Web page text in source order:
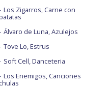
Los Zigarros, Carne con
Álvaro de Luna, Azulejos
Tove Lo, Estrus
Soft Cell, Danceteria
Los Enemigos, Canciones